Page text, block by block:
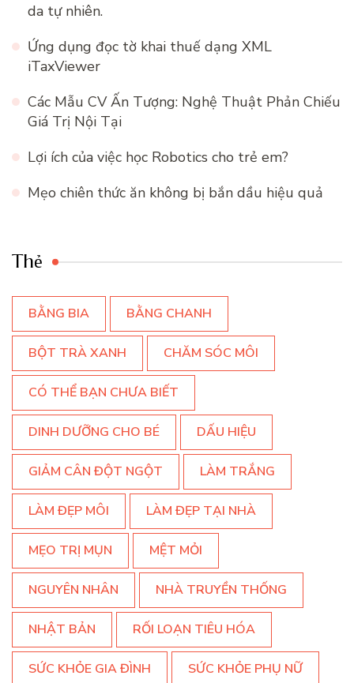
da tự nhiên.
Ứng dụng đọc tờ khai thuế dạng XML
iTaxViewer
Các Mẫu CV Ấn Tượng: Nghệ Thuật Phản Chiếu
Giá Trị Nội Tại
Lợi ích của việc học Robotics cho trẻ em?
Mẹo chiên thức ăn không bị bắn dầu hiệu quả
Thẻ
BẰNG BIA BẰNG CHANH
BỘT TRÀ XANH CHĂM SÓC MÔI
CÓ THỂ BẠN CHƯA BIẾT
DINH DƯỠNG CHO BÉ DẤU HIỆU
GIẢM CÂN ĐỘT NGỘT LÀM TRẮNG
LÀM ĐẸP MÔI LÀM ĐẸP TẠI NHÀ
MẸO TRỊ MỤN MỆT MỎI
NGUYÊN NHÂN NHÀ TRUYỀN THỐNG
NHẬT BẢN RỐI LOẠN TIÊU HÓA
SỨC KHỎE GIA ĐÌNH SỨC KHỎE PHỤ NỮ